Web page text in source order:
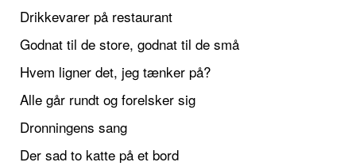
Drikkevarer på restaurant
Godnat til de store, godnat til de små
Hvem ligner det, jeg tænker på?
Alle går rundt og forelsker sig
Dronningens sang
Der sad to katte på et bord